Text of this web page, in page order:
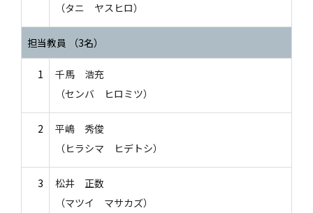
（タニ ヤスヒロ）
担当教員 （3名）
1
千馬 浩充
（センバ ヒロミツ）
2
平嶋 秀俊
（ヒラシマ ヒデトシ）
3
松井 正数
（マツイ マサカズ）